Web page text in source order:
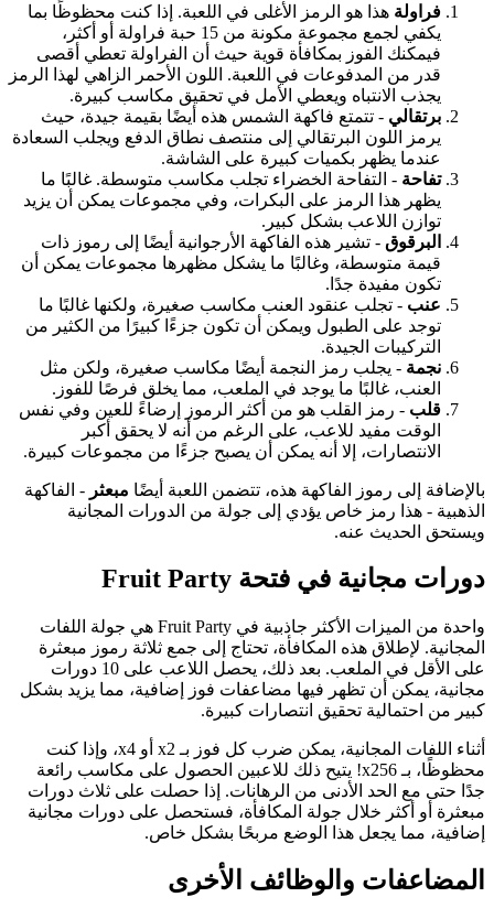
فراولة هذا هو الرمز الأغلى في اللعبة. إذا كنت محظوظًا بما
يكفي لجمع مجموعة مكونة من 15 حبة فراولة أو أكثر،
فيمكنك الفوز بمكافأة قوية حيث أن الفراولة تعطي أقصى
قدر من المدفوعات في اللعبة. اللون الأحمر الزاهي لهذا الرمز
يجذب الانتباه ويعطي الأمل في تحقيق مكاسب كبيرة.
برتقالي - تتمتع فاكهة الشمس هذه أيضًا بقيمة جيدة، حيث
يرمز اللون البرتقالي إلى منتصف نطاق الدفع ويجلب السعادة
عندما يظهر بكميات كبيرة على الشاشة.
تفاحة - التفاحة الخضراء تجلب مكاسب متوسطة. غالبًا ما
يظهر هذا الرمز على البكرات، وفي مجموعات يمكن أن يزيد
توازن اللاعب بشكل كبير.
البرقوق - تشير هذه الفاكهة الأرجوانية أيضًا إلى رموز ذات
قيمة متوسطة، وغالبًا ما يشكل مظهرها مجموعات يمكن أن
تكون مفيدة جدًا.
عنب - تجلب عنقود العنب مكاسب صغيرة، ولكنها غالبًا ما
توجد على الطبول ويمكن أن تكون جزءًا كبيرًا من الكثير من
التركيبات الجيدة.
نجمة - يجلب رمز النجمة أيضًا مكاسب صغيرة، ولكن مثل
العنب، غالبًا ما يوجد في الملعب، مما يخلق فرصًا للفوز.
قلب - رمز القلب هو من أكثر الرموز إرضاءً للعين وفي نفس
الوقت مفيد للاعب، على الرغم من أنه لا يحقق أكبر
الانتصارات، إلا أنه يمكن أن يصبح جزءًا من مجموعات كبيرة.
بالإضافة إلى رموز الفاكهة هذه، تتضمن اللعبة أيضًا مبعثر - الفاكهة
الذهبية - هذا رمز خاص يؤدي إلى جولة من الدورات المجانية
ويستحق الحديث عنه.
دورات مجانية في فتحة Fruit Party
واحدة من الميزات الأكثر جاذبية في Fruit Party هي جولة اللفات
المجانية. لإطلاق هذه المكافأة، تحتاج إلى جمع ثلاثة رموز مبعثرة
على الأقل في الملعب. بعد ذلك، يحصل اللاعب على 10 دورات
مجانية، يمكن أن تظهر فيها مضاعفات فوز إضافية، مما يزيد بشكل
كبير من احتمالية تحقيق انتصارات كبيرة.
أثناء اللفات المجانية، يمكن ضرب كل فوز بـ x2 أو x4، وإذا كنت
محظوظًا، بـ x256! يتيح ذلك للاعبين الحصول على مكاسب رائعة
جدًا حتى مع الحد الأدنى من الرهانات. إذا حصلت على ثلاث دورات
مبعثرة أو أكثر خلال جولة المكافأة، فستحصل على دورات مجانية
إضافية، مما يجعل هذا الوضع مربحًا بشكل خاص.
المضاعفات والوظائف الأخرى